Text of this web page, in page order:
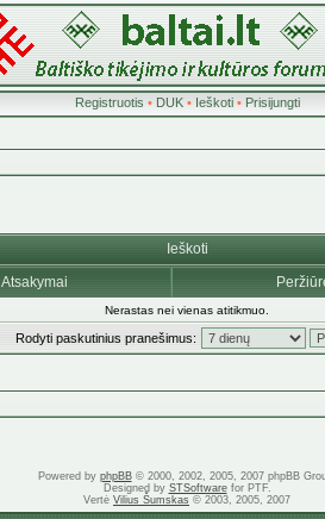
Registruotis • DUK• Ieškoti• Prisijungti
Ieškoti
Atsakymai
Nerastas nei vienas atitikmuo.
Rodyti paskutinius pranešimus:
Powered by phpBB© 2000, 2002, 2005, 2007 phpBB
Designed by STSoftwarefor PTF.
Vertė Vilius Šumskas © 2003, 2005, 2007